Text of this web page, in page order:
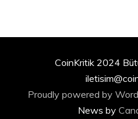
CoinKritik 2024
Proudly powered by
News by